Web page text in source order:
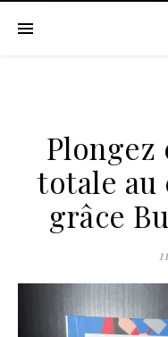
totale
grâce